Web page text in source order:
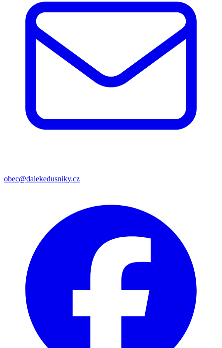
obec@dalekedusniky.cz